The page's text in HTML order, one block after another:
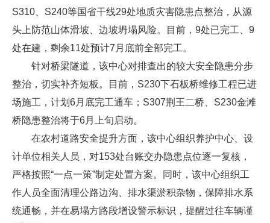
S310、S240等国省干线29处地质灾害隐患点整治，从源
头上防范山体滑坡、边坡坍塌风险。目前，9处已完工、9
处在建，剩余11处预计7月底前全部完工。
针对桥梁隧道，该中心对排查出的较大安全隐患分步
整治，切实补齐短板。目前，S230下石板桥维修工程已进
场施工，计划6月底完工通车；S307荆王二桥、S230金滩
桥隐患整治将于6月上旬启动。
在农村道路安全提升方面，该中心组织养护中心、设
计单位相关人员，对153处台账交办隐患点位逐一复核，
严格按照“一点一策”制定处置方案。同时，该中心组织工
作人员全面清理公路边沟、排水渠淤积杂物，保障排水系
统通畅，并在易塌方路段增设警示标识，提醒过往车辆谨